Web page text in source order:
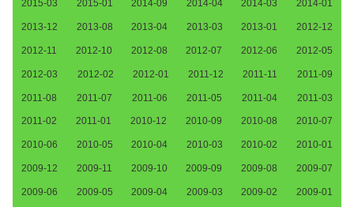
2015-03 2015-01 2014-09 2014-04 2014-03 2014-01
2013-12 2013-08 2013-04 2013-03 2013-01 2012-12
2012-11 2012-10 2012-08 2012-07 2012-06 2012-05
2012-03 2012-02 2012-01 2011-12 2011-11 2011-09
2011-08 2011-07 2011-06 2011-05 2011-04 2011-03
2011-02 2011-01 2010-12 2010-09 2010-08 2010-07
2010-06 2010-05 2010-04 2010-03 2010-02 2010-01
2009-12 2009-11 2009-10 2009-09 2009-08 2009-07
2009-06 2009-05 2009-04 2009-03 2009-02 2009-01